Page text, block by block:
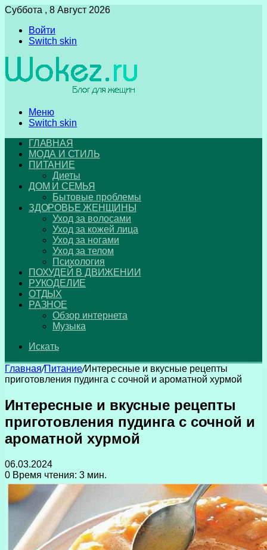
Суббота , 8 Август 2026
Войти
Switch skin
Меню
Switch skin
ГЛАВНАЯ
МОДА И СТИЛЬ
ПИТАНИЕ
Диеты
ДОМ И СЕМЬЯ
Бытовые проблемы
ЗДОРОВЬЕ ЖЕНЩИНЫ
Уход за волосами
Уход за кожей лица
Уход за ногами
Уход за телом
Психология
ПОХУДЕЙ В ДВИЖЕНИИ
РУКОДЕЛИЕ
ОТДЫХ
РАЗНОЕ
Обзор интернета
Музыка
Искать
Главная/Питание/Интересные и вкусные рецепты
приготовления пудинга с сочной и ароматной хурмой
Интересные и вкусные рецепты
приготовления пудинга с сочной и
ароматной хурмой
06.03.2024
0 Время чтения: 3 мин.